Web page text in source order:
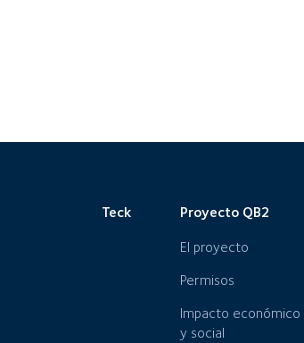
Teck Proyecto QB2
El proyecto
Permisos
Impacto económico
y social